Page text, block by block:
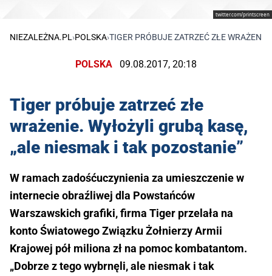
twitter.com/printscreen
NIEZALEŻNA.PL ›POLSKA›TIGER PRÓBUJE ZATRZEĆ ZŁE
POLSKA 09.08.2017, 20:18
Tiger próbuje zatrzeć złe
wrażenie. Wyłożyli grubą kasę,
„ale niesmak i tak pozostanie”
W ramach zadośćuczynienia za umieszczenie w
internecie obraźliwej dla Powstańców
Warszawskich grafiki, firma Tiger przelała na
konto Światowego Związku Żołnierzy Armii
Krajowej pół miliona zł na pomoc kombatantom.
„Dobrze z tego wybrnęli, ale niesmak i tak